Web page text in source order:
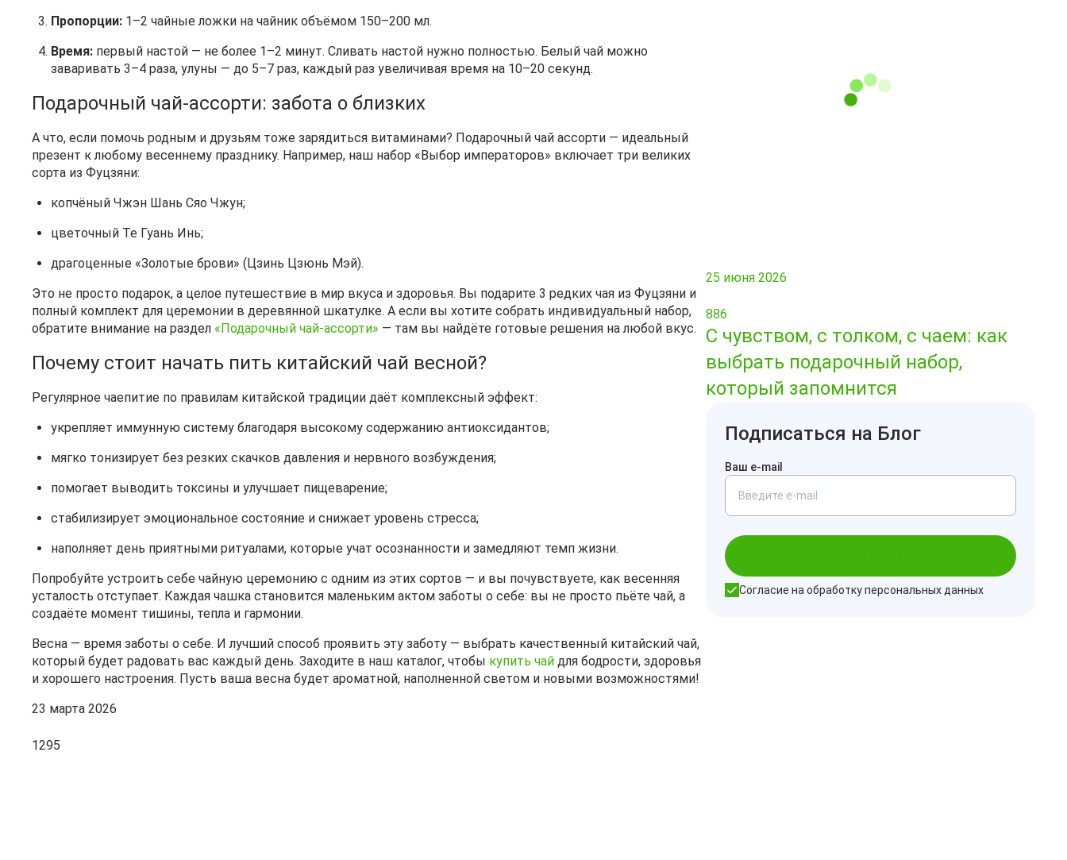
Пропорции: 1–2 чайные ложки на чайник объёмом 150–200 мл.
Время: первый настой — не более 1–2 минут. Сливать настой нужно полностью. Белый чай можно
заваривать 3–4 раза, улуны — до 5–7 раз, каждый раз увеличивая время на 10–20 секунд.
Подарочный чай‑ассорти: забота о близких
А что, если помочь родным и друзьям тоже зарядиться витаминами? Подарочный чай ассорти — идеальный
презент к любому весеннему празднику. Например, наш набор «Выбор императоров» включает три великих
сорта из Фуцзяни:
копчёный Чжэн Шань Сяо Чжун;
цветочный Те Гуань Инь;
драгоценные «Золотые брови» (Цзинь Цзюнь Мэй).
Это не просто подарок, а целое путешествие в мир вкуса и здоровья. Вы подарите 3 редких чая из Фуцзяни и
полный комплект для церемонии в деревянной шкатулке. А если вы хотите собрать индивидуальный набор,
обратите внимание на раздел «Подарочный чай‑ассорти» — там вы найдёте готовые решения на любой вкус.
Почему стоит начать пить китайский чай весной?
Регулярное чаепитие по правилам китайской традиции даёт комплексный эффект:
укрепляет иммунную систему благодаря высокому содержанию антиоксидантов;
мягко тонизирует без резких скачков давления и нервного возбуждения;
помогает выводить токсины и улучшает пищеварение;
стабилизирует эмоциональное состояние и снижает уровень стресса;
наполняет день приятными ритуалами, которые учат осознанности и замедляют темп жизни.
Попробуйте устроить себе чайную церемонию с одним из этих сортов — и вы почувствуете, как весенняя
усталость отступает. Каждая чашка становится маленьким актом заботы о себе: вы не просто пьёте чай, а
создаёте момент тишины, тепла и гармонии.
Весна — время заботы о себе. И лучший способ проявить эту заботу — выбрать качественный китайский чай,
который будет радовать вас каждый день. Заходите в наш каталог, чтобы купить чай для бодрости, здоровья
и хорошего настроения. Пусть ваша весна будет ароматной, наполненной светом и новыми возможностями!
23 марта 2026
1295
25 июня 2026
886
С чувством, с толком, с чаем: как
выбрать подарочный набор,
который запомнится
Подписаться на Блог
Ваш e-mail
Согласие на обработку персональных данных